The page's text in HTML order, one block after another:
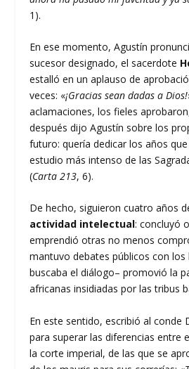
1).
En ese momento, Agustín
sucesor designado, el sacerdote
estalló en un aplauso de
veces: «¡Gracias sean dadas a Dios!
aclamaciones, los fieles
después dijo Agustín sobre los
futuro: quería dedicar los años
estudio más intenso de las
(Carta 213, 6).
De hecho, siguieron cuatro años
actividad intelectual: concluyó
emprendió otras no menos
mantuvo debates públicos con los
buscaba el diálogo– promovió la
africanas insidiadas por las tribus
En este sentido, escribió al conde
para superar las diferencias entre
la corte imperial, de las que se